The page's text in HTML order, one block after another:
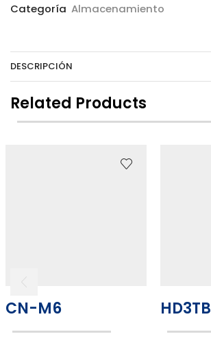
Categoría Almacenamiento
DESCRIPCIÓN
Related Products
CN-M6 HD3TB